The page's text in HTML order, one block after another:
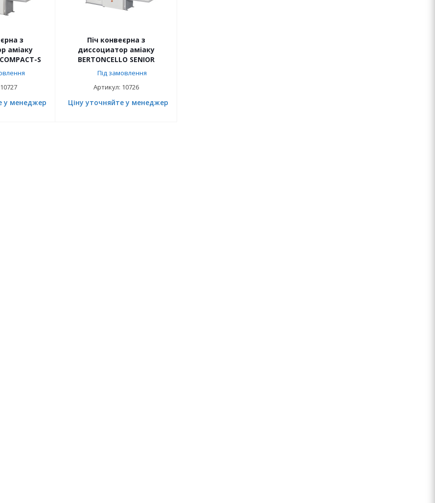
з
аміаку
S
у менеджера
Піч конвеєрна з
диссоциатор аміаку
BERTONCELLO SENIOR
Під замовлення
Артикул: 10726
Ціну уточняйте у менеджера